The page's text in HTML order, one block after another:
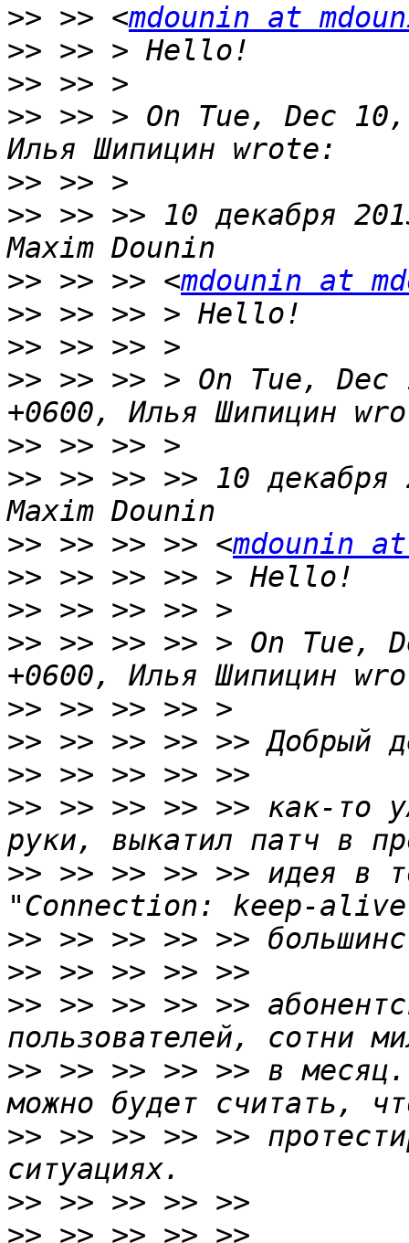
>> >> <mdounin at
>>
>>
>> >> > On Tue, Dec
>>
>> >> >> 10 декабря
>> >> >> <mdounin at
>>
>>
>> >> >> > On Tue,
>>
>> >> >> >> 10
>> >> >> >> <mdounin
>>
>>
>> >> >> >> > On Tue,
>>
>>
>>
>> >> >> >> >> как-то
>> >> >> >> >> идея в
>>
>>
>> >> >> >> >>
>> >> >> >> >> в
>> >> >> >> >>
>>
>>